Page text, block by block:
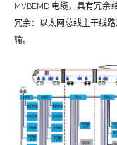
MVBEMD 电缆，具有冗
冗余：以太网总线主干线
输。